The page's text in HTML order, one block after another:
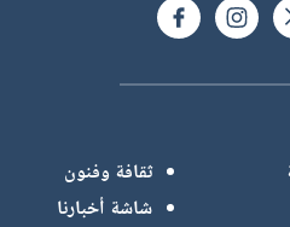
ثقافة وفنون
شاشة أخبارنا